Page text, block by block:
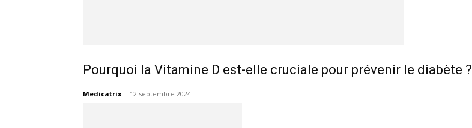
Pourquoi la Vitamine D est-elle cruciale pour prévenir le diabète ?
Medicatrix - 12 septembre 2024